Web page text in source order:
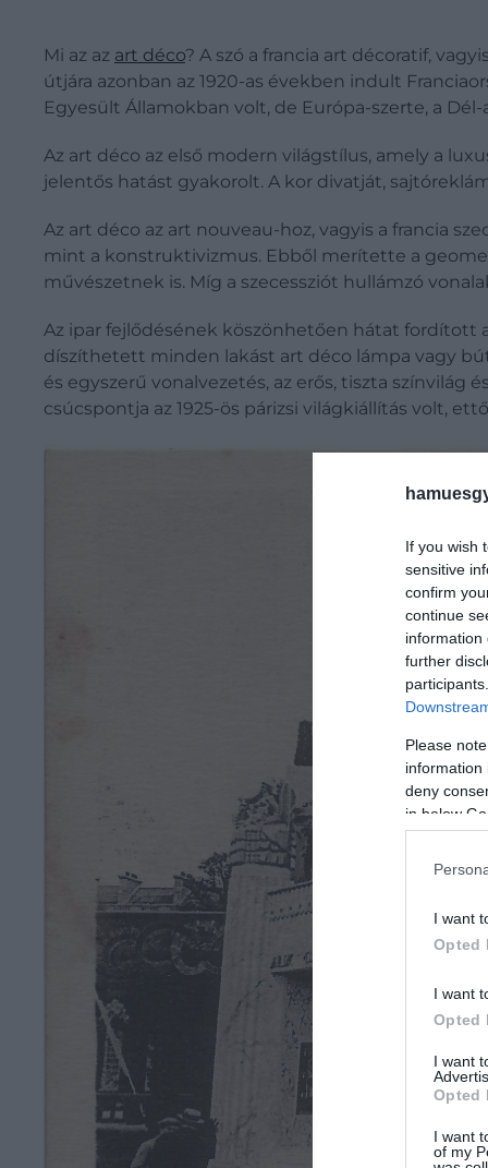
If you wish
sensitive
confirm
continue
information
further
Please
information
deny
in below
I want
Opted
I want
Opted
I want
Opted
I want
of my
Mi az az art déco? A szó a francia art décoratif,
útjára azonban az 1920-as években indult
Egyesült Államokban volt, de Európa-szerte, a
Az art déco az első modern világstílus, amely a
jelentős hatást gyakorolt. A kor divatját,
Az art déco az art nouveau-hoz, vagyis a francia
mint a konstruktivizmus. Ebből merítette a
művészetnek is. Míg a szecessziót hullámzó
Az ipar fejlődésének köszönhetően hátat fordított
díszíthetett minden lakást art déco lámpa vagy
és egyszerű vonalvezetés, az erős, tiszta színvilág
csúcspontja az 1925-ös párizsi világkiállítás volt,